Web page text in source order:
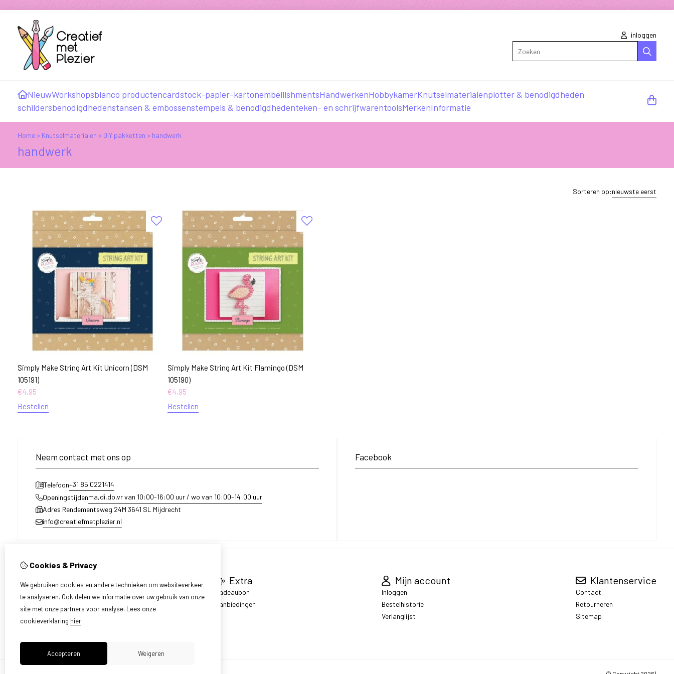
inloggen
NieuwWorkshopsblanco productencardstock-papier-kartonembellishmentsHandwerkenHobbykamerKnutselmaterialenplotter & benodigdheden
schildersbenodigdhedenstansen & embossenstempels & benodigdhedenteken- en schrijfwarentoolsMerkenInformatie
Home> Knutselmaterialen > DIY pakketten > handwerk
handwerk
Sorteren op:nieuwste eerst
Simply Make String Art Kit Unicorn (DSM
105191)
€4,95
Bestellen
Simply Make String Art Kit Flamingo (DSM
105190)
€4,95
Bestellen
Neem contact met ons op
Telefoon+31 85 0221414
Openingstijdenma,di,do,vr van 10:00-16:00 uur / wo van 10:00-14:00 uur
Adres Rendementsweg 24M 3641 SL Mijdrecht
info@creatiefmetplezier.nl
Facebook
Informatie
Algemene voorwaarden
Extra
Cadeaubon
Aanbiedingen
Mijn account
Inloggen
Bestelhistorie
Verlanglijst
Klantenservice
Contact
Retourneren
Sitemap
Cookies & Privacy
We gebruiken cookies en andere technieken om websiteverkeer
te analyseren. Ook delen we informatie over uw gebruik van onze
site met onze partners voor analyse. Lees onze
cookieverklaring hier
Accepteren Weigeren